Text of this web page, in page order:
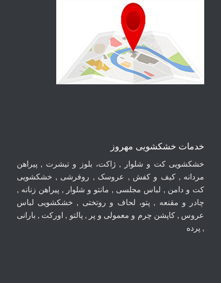
خدمات خشکشویی مهروز
خشکشویی کت و شلوار , ژاکت، بلوز و تیشرت , پیراهن
مردانه , کیف و کفش , عروسک , روفرشی , خشکشویی
کت و دامن , لباس مجلسی , مانتو و شلوار , پیراهن زنانه ,
چادر و مقنعه , پتو، لحاف و روتختی , خشکشویی لباس
عروس , کاپشن چرم و معمولی و پر , پالتو , اورکت , بارانی
, پرده